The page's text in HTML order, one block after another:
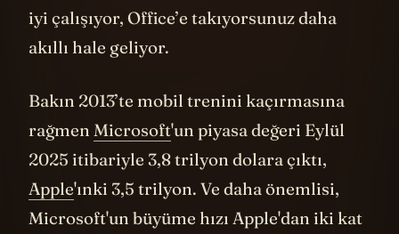
Onun fişini alıp Teams’e takıyorsunuz daha
iyi çalışıyor, Office’e takıyorsunuz daha
Bakın 2013’te mobil trenini kaçırmasına
rağmenMicrosoft'un piyasa değeri Eylül
2025 itibariyle 3,8 trilyon dolara çıktı,
Apple'ınki 3,5 trilyon. Ve daha önemlisi,